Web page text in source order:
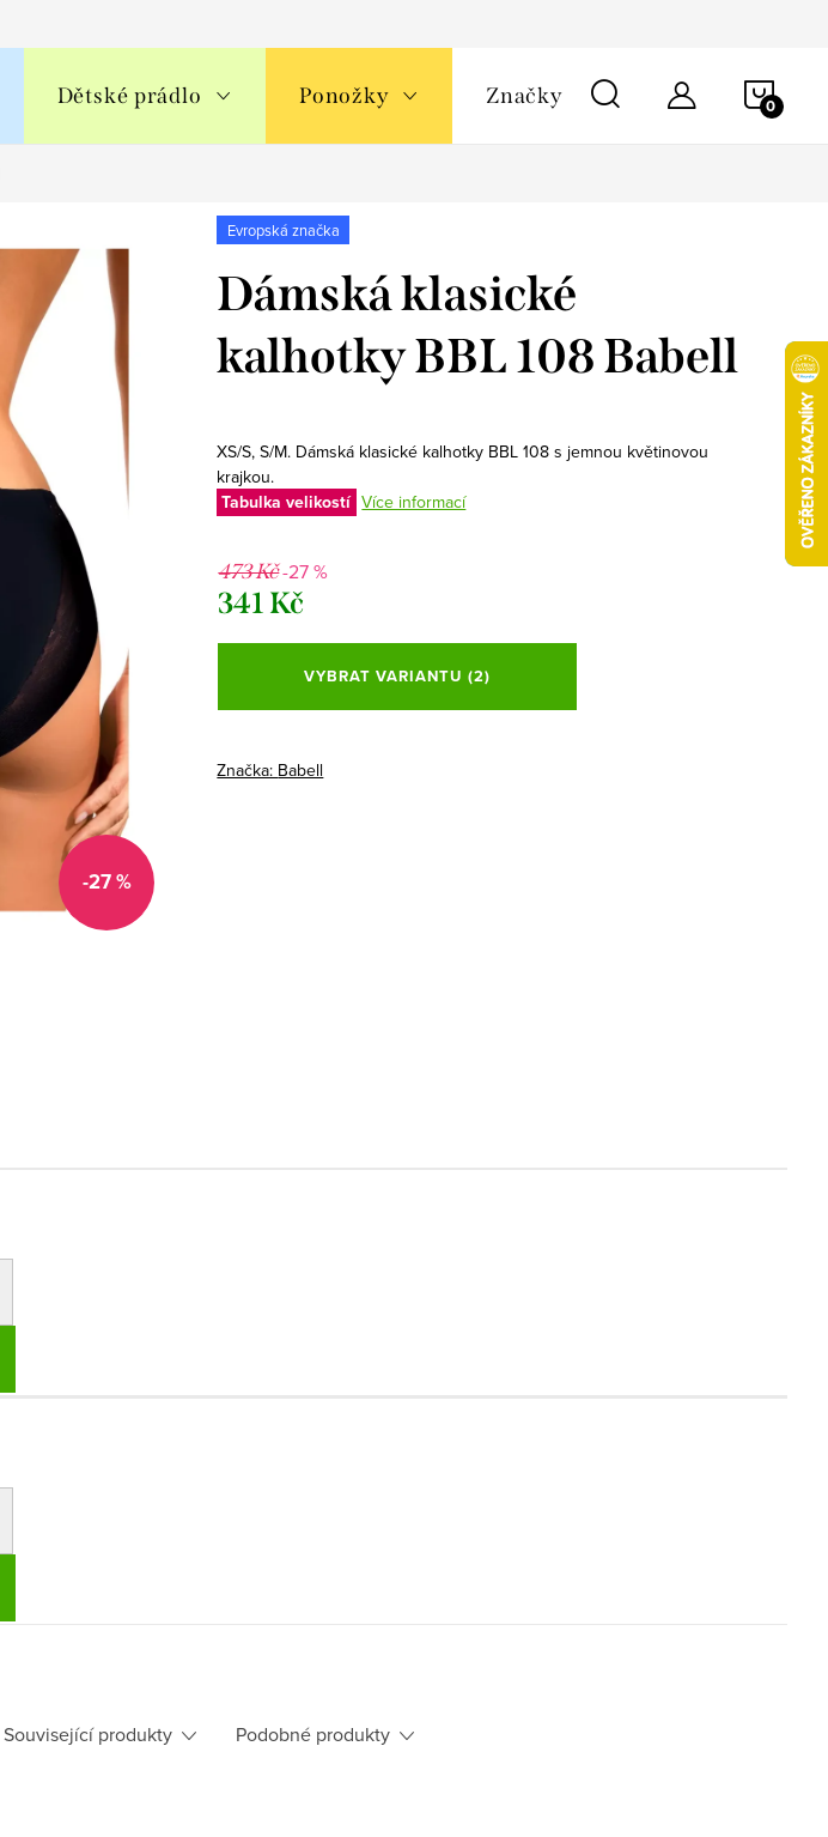
Dětské prádlo Ponožky Značky
-27 %
Evropská značka
Dámská klasické
kalhotky BBL 108 Babell
XS/S, S/M. Dámská klasické kalhotky BBL 108 s jemnou květinovou
krajkou.
Tabulka velikostí Více informací
473 Kč-27 %
341 Kč
Měrná
VYBRAT VARIANTU (2)
Značka: Babell
Související produkty Podobné produkty